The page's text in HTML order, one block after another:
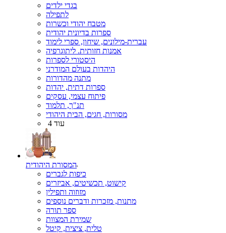
בגדי ילדים
לתפילה
מטבח יהודי וכשרות
ספרות בדיונית יהודית
עברית-מילונים, שיחון, ספרי לימוד
אמנות חזותית. ליתוגרפיה
היסטורי לספרות
היהדות בעולם המודרני
מתנה מהדורות
ספרות דתית, יהדות
פיתוח עצמי, עסקים
תנ"ך, תלמוד
מסורות, חגים, הבית היהודי
עוד 4
המסורת היהודית
כיפות לגברים
קישוט, תכשיטים, אביזרים
מזוזוה ותפילין
מתנות, מזכרות ודברים נוספים
ספר תורה
שמירת המצוות
טלית, ציצית, קיטל